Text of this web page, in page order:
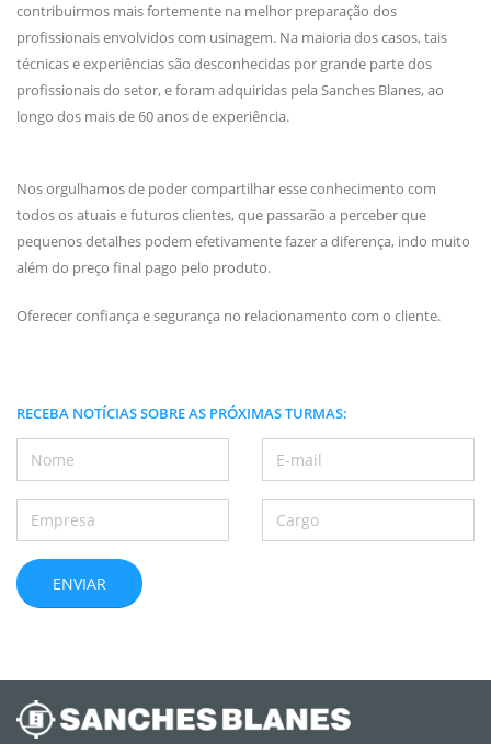
contribuirmos mais fortemente na melhor preparação dos
profissionais envolvidos com usinagem. Na maioria dos casos, tais
técnicas e experiências são desconhecidas por grande parte dos
profissionais do setor, e foram adquiridas pela Sanches Blanes, ao
longo dos mais de 60 anos de experiência.
Nos orgulhamos de poder compartilhar esse conhecimento com
todos os atuais e futuros clientes, que passarão a perceber que
pequenos detalhes podem efetivamente fazer a diferença, indo muito
além do preço final pago pelo produto.
Oferecer confiança e segurança no relacionamento com o cliente.
RECEBA NOTÍCIAS SOBRE AS PRÓXIMAS TURMAS: